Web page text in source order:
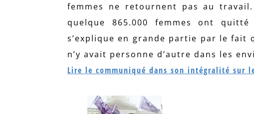
femmes ne retournent pas au
quelque 865.000 femmes ont
s’explique en grande partie par le fait
n’y avait personne d’autre dans les
Lire le communiqué dans son intégralité sur